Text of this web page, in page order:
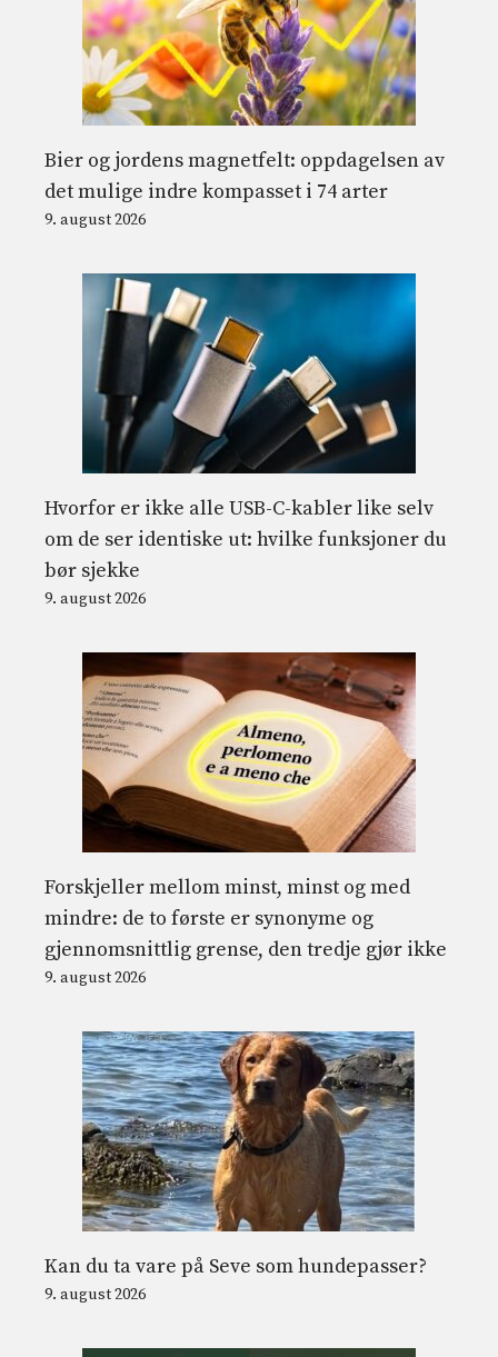
Bier og jordens magnetfelt: oppdagelsen av
det mulige indre kompasset i 74 arter
9. august 2026
Hvorfor er ikke alle USB-C-kabler like selv
om de ser identiske ut: hvilke funksjoner du
bør sjekke
9. august 2026
Forskjeller mellom minst, minst og med
mindre: de to første er synonyme og
gjennomsnittlig grense, den tredje gjør ikke
9. august 2026
Kan du ta vare på Seve som hundepasser?
9. august 2026